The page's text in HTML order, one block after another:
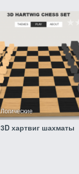
Логические
3D хартвиг шахматы